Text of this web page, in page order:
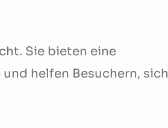
Sie bieten eine
helfen Besuchern, sich